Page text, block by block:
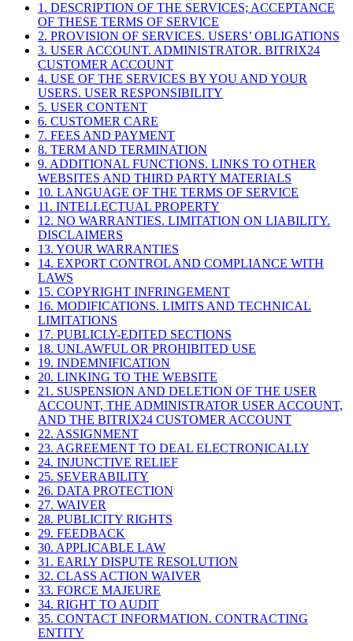
1. DESCRIPTION OF THE SERVICES; ACCEPTANCE
OF THESE TERMS OF SERVICE
2. PROVISION OF SERVICES. USERS’ OBLIGATIONS
3. USER ACCOUNT. ADMINISTRATOR. BITRIX24
CUSTOMER ACCOUNT
4. USE OF THE SERVICES BY YOU AND YOUR
USERS. USER RESPONSIBILITY
5. USER CONTENT
6. CUSTOMER CARE
7. FEES AND PAYMENT
8. TERM AND TERMINATION
9. ADDITIONAL FUNCTIONS. LINKS TO OTHER
WEBSITES AND THIRD PARTY MATERIALS
10. LANGUAGE OF THE TERMS OF SERVICE
11. INTELLECTUAL PROPERTY
12. NO WARRANTIES. LIMITATION ON LIABILITY.
DISCLAIMERS
13. YOUR WARRANTIES
14. EXPORT CONTROL AND COMPLIANCE WITH
LAWS
15. COPYRIGHT INFRINGEMENT
16. MODIFICATIONS. LIMITS AND TECHNICAL
LIMITATIONS
17. PUBLICLY-EDITED SECTIONS
18. UNLAWFUL OR PROHIBITED USE
19. INDEMNIFICATION
20. LINKING TO THE WEBSITE
21. SUSPENSION AND DELETION OF THE USER
ACCOUNT, THE ADMINISTRATOR USER ACCOUNT,
AND THE BITRIX24 CUSTOMER ACCOUNT
22. ASSIGNMENT
23. AGREEMENT TO DEAL ELECTRONICALLY
24. INJUNCTIVE RELIEF
25. SEVERABILITY
26. DATA PROTECTION
27. WAIVER
28. PUBLICITY RIGHTS
29. FEEDBACK
30. APPLICABLE LAW
31. EARLY DISPUTE RESOLUTION
32. CLASS ACTION WAIVER
33. FORCE MAJEURE
34. RIGHT TO AUDIT
35. CONTACT INFORMATION. CONTRACTING
ENTITY